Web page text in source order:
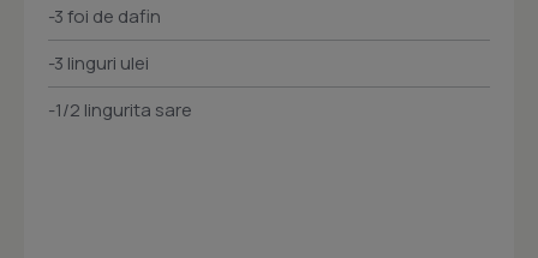
-3 foi de dafin
-3 linguri ulei
-1/2 lingurita sare